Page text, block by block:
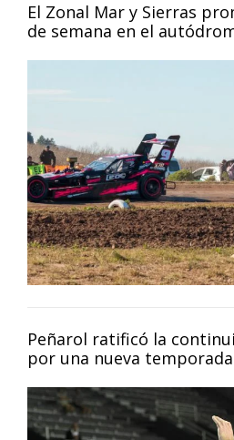
El Zonal Mar y Sierras
de semana en el
Peñarol ratificó la
por una nueva temporada